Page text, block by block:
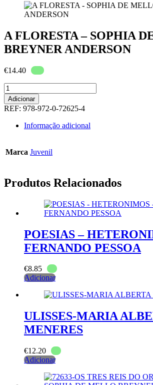
A FLORESTA – SOPHIA
BREYNER ANDERSON
€14.40
Quantidade
de
A
FLORESTA
SOPHIA
MELLO
Adicionar
REF: 978-972-0-72625-4
Informação adicional
Marca Juvenil
Produtos Relacionados
POESIAS –
FERNANDO PESSOA
€8.85
Adicionar
ULISSES-MARIA
MENERES
€12.20
Adicionar